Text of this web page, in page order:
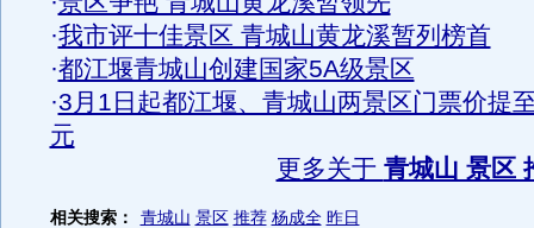
·我市评十佳景区 青城山黄龙溪暂列榜首
·都江堰青城山创建国家5A级景区
·3月1日起都江堰、青城山两景区门票价提
元
更多关于 青城山 景区
相关搜索： 青城山 景区 推荐 杨成全 昨日